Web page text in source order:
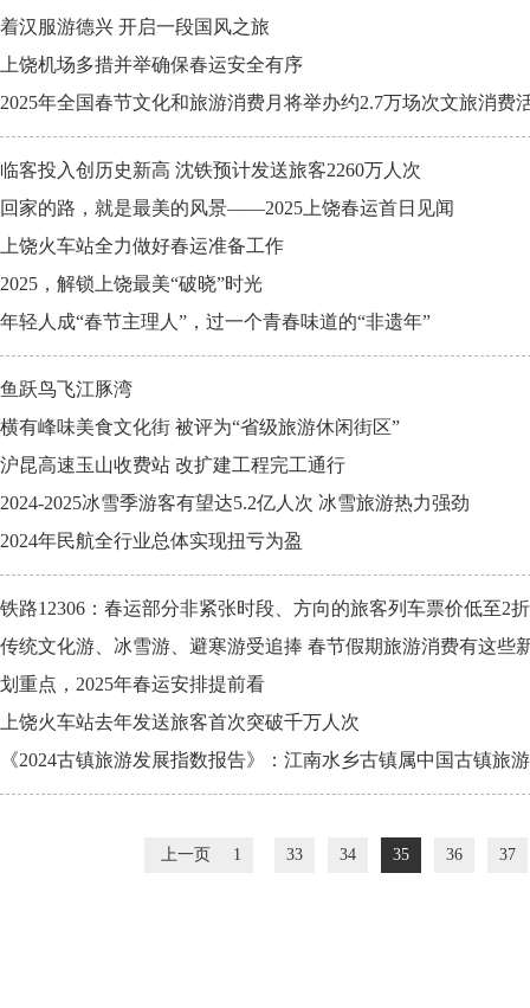
着汉服游德兴 开启一段国风之旅
上饶机场多措并举确保春运安全有序
2025年全国春节文化和旅游消费月将举办约2.7万场次文旅消费
临客投入创历史新高 沈铁预计发送旅客2260万人次
回家的路，就是最美的风景——2025上饶春运首日见闻
上饶火车站全力做好春运准备工作
2025，解锁上饶最美“破晓”时光
年轻人成“春节主理人”，过一个青春味道的“非遗年”
鱼跃鸟飞江豚湾
横有峰味美食文化街 被评为“省级旅游休闲街区”
沪昆高速玉山收费站 改扩建工程完工通行
2024-2025冰雪季游客有望达5.2亿人次 冰雪旅游热力强劲
2024年民航全行业总体实现扭亏为盈
铁路12306：春运部分非紧张时段、方向的旅客列车票价低至2折
传统文化游、冰雪游、避寒游受追捧 春节假期旅游消费有这些
划重点，2025年春运安排提前看
上饶火车站去年发送旅客首次突破千万人次
《2024古镇旅游发展指数报告》：江南水乡古镇属中国古镇旅
上一页 1 33 34 35 36 37